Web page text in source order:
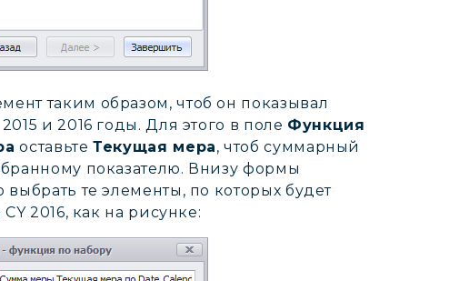
таким образом, чтоб он показывал
и 2016 годы. Для этого в поле Функция
оставьтеТекущая мера, чтоб суммарный
показателю. Внизу формы
те элементы, по которых будет
2016, как на рисунке: